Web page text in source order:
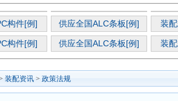
构件[例] 供应全国ALC条板[例] 装
构件[例] 供应全国ALC条板[例] 装
装配资讯 > 政策法规